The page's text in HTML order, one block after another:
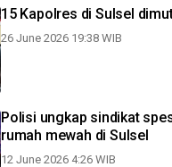
15 Kapolres di Sulsel
26 June 2026 19:38 WIB
Polisi ungkap sindikat
rumah mewah di Sulsel
12 June 2026 4:26 WIB